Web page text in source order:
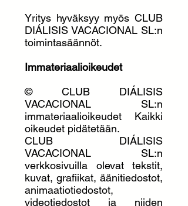
Yritys hyväksyy myös CLUB
DIÁLISIS VACACIONAL SL:n
toimintasäännöt.
Immateriaalioikeudet
© CLUB DIÁLISIS
VACACIONAL SL:n
immateriaalioikeudet Kaikki
oikeudet pidätetään.
CLUB DIÁLISIS
VACACIONAL SL:n
verkkosivuilla olevat tekstit,
kuvat, grafiikat, äänitiedostot,
animaatiotiedostot,
videotiedostot ja niiden